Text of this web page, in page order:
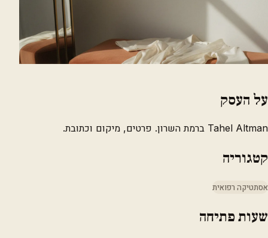
על העסק
Tahel Altman ברמת השרון. פרטים, מיקום וכתובת.
קטגוריה
אסתטיקה רפואית
שעות פתיחה